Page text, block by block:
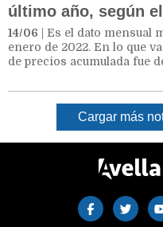
último año, según
14/06 | Es el dato mensual
enero de 2022. En lo que
de precios acumulada fue
Cargar más